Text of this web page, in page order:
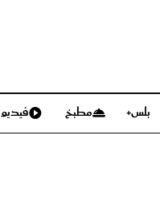
بلس+ مطبخ فيديو